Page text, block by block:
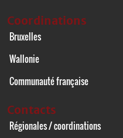
Coordinations
Bruxelles
Wallonie
Communauté française
Contacts
Régionales / coordinations